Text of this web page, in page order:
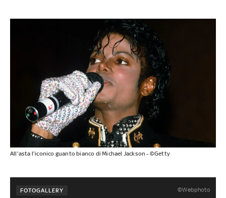
All'asta l'iconico guanto bianco di Michael Jackson - ©Getty
FOTOGALLERY ©Webphoto